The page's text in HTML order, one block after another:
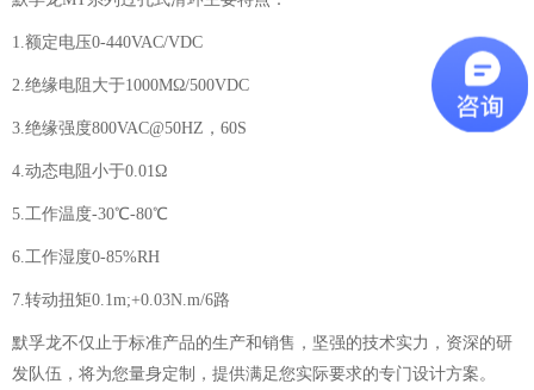
1.额定电压0-440VAC/VDC
2.绝缘电阻大于1000MΩ/500VDC
3.绝缘强度800VAC@50HZ，60S
4.动态电阻小于0.01Ω
5.工作温度-30℃-80℃
6.工作湿度0-85%RH
7.转动扭矩0.1m;+0.03N.m/6路
默孚龙不仅止于标准产品的生产和销售，坚强的技术实力，资深的研
发队伍，将为您量身定制，提供满足您实际要求的专门设计方案。